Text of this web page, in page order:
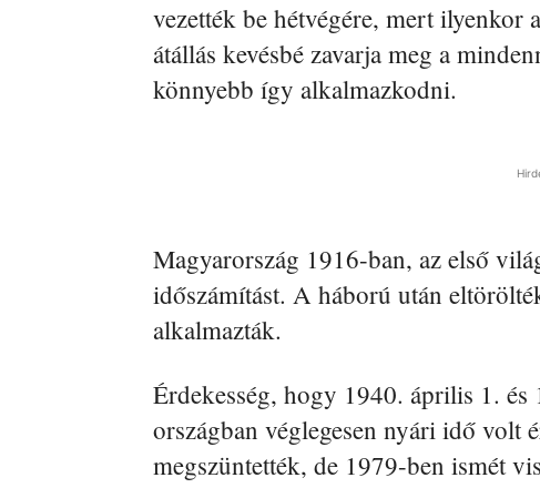
vezették be hétvégére, mert ilyenkor
átállás kevésbé zavarja meg a
könnyebb így alkalmazkodni.
Magyarország 1916-ban, az első
időszámítást. A háború után
alkalmazták.
Érdekesség, hogy 1940. április 1.
országban véglegesen nyári idő volt
megszüntették, de 1979-ben ismét